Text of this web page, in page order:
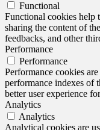
Functional
Functional cookies help
sharing the content of
feedbacks, and other
Performance
Performance
Performance cookies
performance indexes of
better user experience
Analytics
Analytics
Analytical cookies are